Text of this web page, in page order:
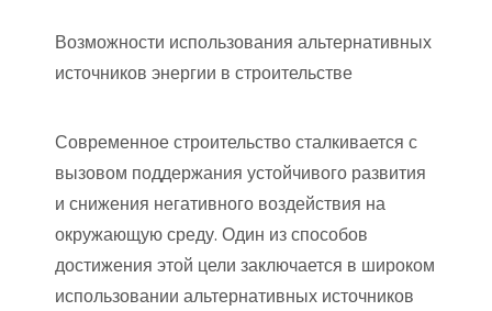
Возможности использования альтернативных
источников энергии в строительстве
Современное строительство сталкивается с
вызовом поддержания устойчивого развития
и снижения негативного воздействия на
окружающую среду. Один из способов
достижения этой цели заключается в широком
использовании альтернативных источников